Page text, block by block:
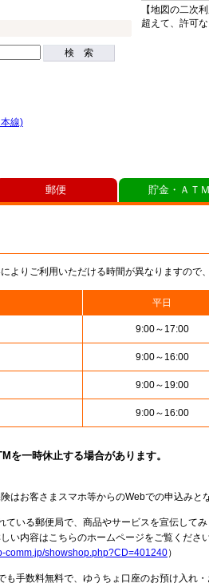
検 索
線)
【地図の二次
超えて、許可
よりご利用いただける時間が異なりますので
平日
9:00～17:00
9:00～16:00
9:00～19:00
9:00～16:00
を一時休止する場合があります。
はお客さまスマホ等からのWebでの申込みと
ている郵便局で、商品やサービスを宣伝して
い内容はこちらのホームページをご覧くださ
comm.jp/showshop.php?CD=401240）
も手数料無料で、ゆうちょ口座のお預け入れ
郵便 貯金・ＡＴ